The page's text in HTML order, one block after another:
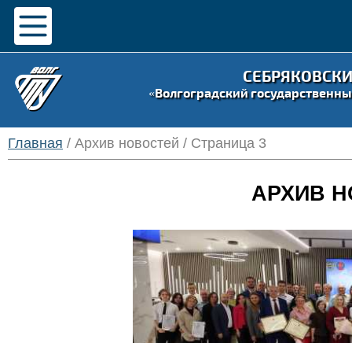
«Волгоградский
Главная / Архив новостей / Страница 3
АРХИВ